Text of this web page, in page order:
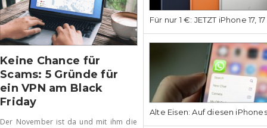
Keine Chance für
Scams: 5 Gründe für
ein VPN am Black
Friday
Der November ist da und mit ihm die
Für nur 1 €: JETZT iPhone 17,
Alte Eisen: Auf diesen